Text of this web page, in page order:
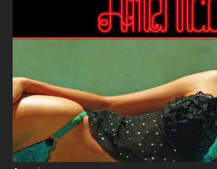
Japão, Estados Unidos